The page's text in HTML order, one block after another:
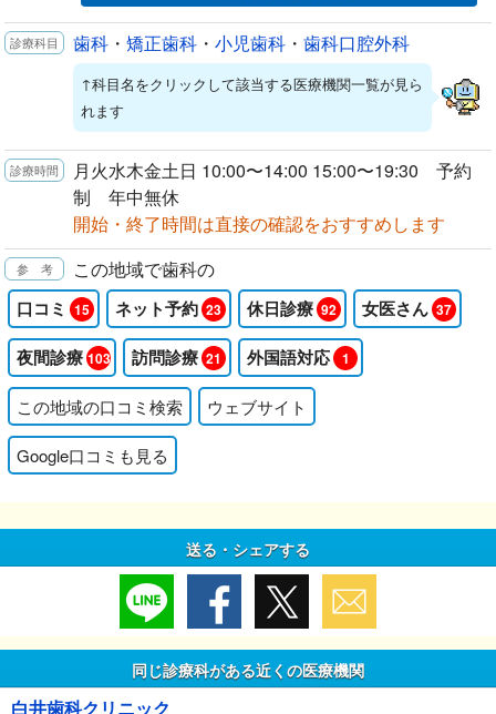
歯科 ・ 矯正歯科 ・ 小児歯科 ・ 歯科口腔外科
↑科目名をクリックして該当する医療機関一覧が見ら
れます
月火水木金土日 10:00〜14:00 15:00〜19:30 予約
制 年中無休
開始・終了時間は直接の確認をおすすめします
この地域で歯科の
口コミ 15 ネット予約 23 休日診療 92 女医さん 37
夜間診療103 訪問診療 21 外国語対応 1
この地域の口コミ検索 ウェブサイト
Google口コミも見る
送る・シェアする
同じ診療科がある近くの医療機関
白井歯科クリニック